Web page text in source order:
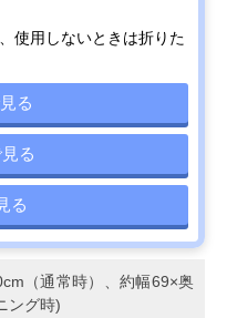
使用しないときは折りた
る
る
る
（通常時）、約幅69×奥
ング時)